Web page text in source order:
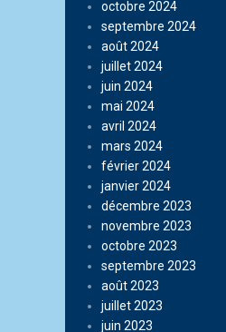
octobre 2024
septembre 2024
août 2024
juillet 2024
juin 2024
mai 2024
avril 2024
mars 2024
février 2024
janvier 2024
décembre 2023
novembre 2023
octobre 2023
septembre 2023
août 2023
juillet 2023
juin 2023